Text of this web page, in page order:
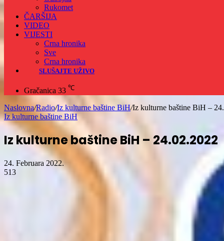
Rukomet
ČARŠIJA
VIDEO
VIJESTI
Crna hronika
Sve
Crna hronika
SLUŠAJTE UŽIVO
Gračanica 33 ℃
Naslovna/Radio/Iz kulturne baštine BiH/Iz kulturne baštine BiH –
Iz kulturne baštine BiH
Iz kulturne baštine BiH – 24.02.2022
24. Februara 2022.
513